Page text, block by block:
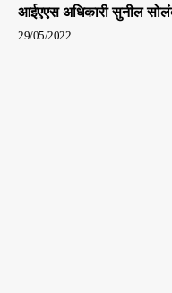
आईएएस अधिकारी सुनील
29/05/2022